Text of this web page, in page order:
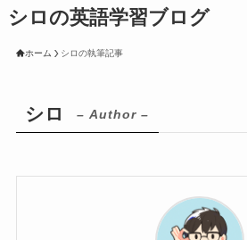
シロの英語学習ブログ
ホーム シロの執筆記事
シロ – Author –